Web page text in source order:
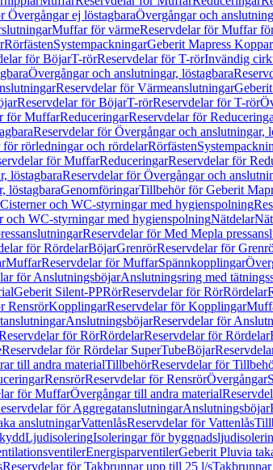
Övergångar ej löstagbaraÖvergångar och
Muffar för värmeReservdelar för Muffar
RörfästenSystempackningarGeberit Mapress Koppar
för BöjarT-rörReservdelar för T-rörInvändig
Övergångar och anslutningar, löstagbara
Reservdelar för Värmeanslutningar
Reservdelar för BöjarT-rörReservdelar för T-rör
för MuffarReduceringarReservdelar för
Reservdelar för Övergångar och anslutningar,
rörledningar och rördelarRörfästen
för MuffarReduceringarReservdelar för
löstagbaraReservdelar för Övergångar och
löstagbaraGenomföringarTillbehör för Geberit
Cisterner och WC-styrningar med hygienspolning
och WC-styrningar med hygienspolningNätdelar
Reservdelar för Med Mepla
för RördelarBöjarGrenrörReservdelar för
MuffarReservdelar för MuffarSpännkopplingar
för AnslutningsböjarAnslutningsring med
Geberit Silent-PPRörReservdelar för RörRördelar
RensrörKopplingarReservdelar för Kopplingar
AnslutningsböjarReservdelar för
för RörRördelarReservdelar för Rördelar
Reservdelar för Rördelar SuperTubeBöjar
till andra materialTillbehörReservdelar för
RensrörReservdelar för RensrörÖvergångar
för MuffarÖvergångar till andra material
för AggregatanslutningarAnslutningsböjar
anslutningarVattenlåsReservdelar för Vattenlås
LjudisoleringIsoleringar för
EnergisparventilerGeberit Pluvia
Reservdelar för Takbrunnar upp till 25 l/s